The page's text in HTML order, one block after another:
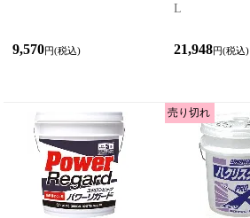
9,570円(税込)
L
21,948円(税込)
売り切れ